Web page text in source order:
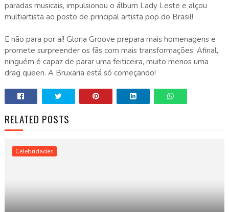
paradas musicais, impulsionou o álbum Lady Leste e alçou
multiartista ao posto de principal artista pop do Brasil!
E não para por aí! Gloria Groove prepara mais homenagens e
promete surpreender os fãs com mais transformações. Afinal,
ninguém é capaz de parar uma feiticeira, muito menos uma
drag queen. A Bruxaria está só começando!
RELATED POSTS
Celebridades